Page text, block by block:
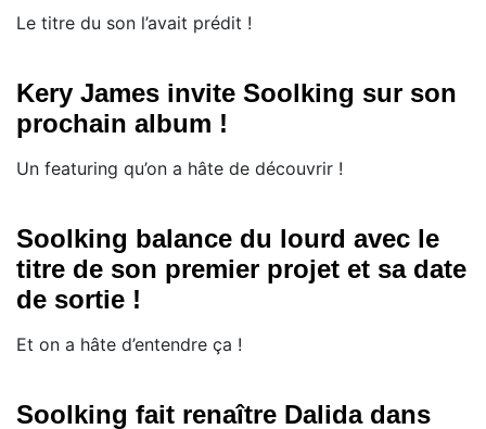
Le titre du son l’avait prédit !
Kery James invite Soolking sur son
prochain album !
Un featuring qu’on a hâte de découvrir !
Soolking balance du lourd avec le
titre de son premier projet et sa date
de sortie !
Et on a hâte d’entendre ça !
Soolking fait renaître Dalida dans